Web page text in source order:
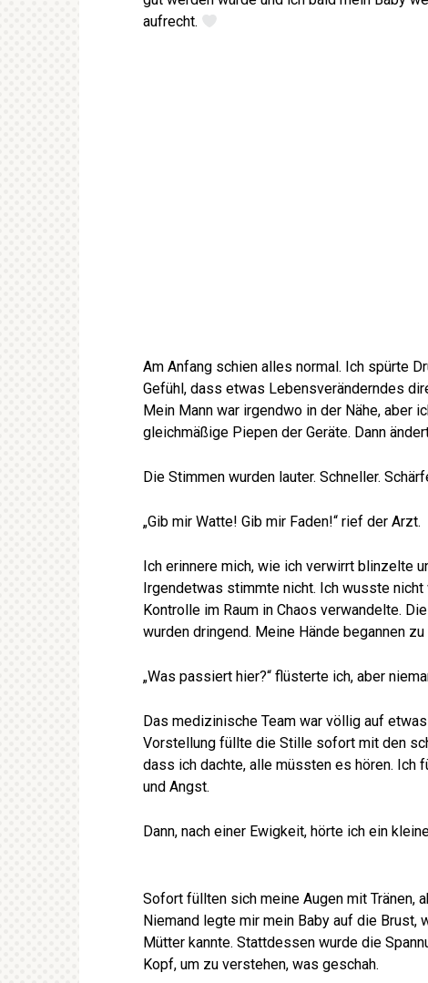
aufrecht.
Am Anfang schien alles normal. Ich spürte
Gefühl, dass etwas Lebensveränderndes
Mein Mann war irgendwo in der Nähe, aber
gleichmäßige Piepen der Geräte. Dann
Die Stimmen wurden lauter. Schneller.
„Gib mir Watte! Gib mir Faden!“ rief der Arzt.
Ich erinnere mich, wie ich verwirrt blinzelte
Irgendetwas stimmte nicht. Ich wusste
Kontrolle im Raum in Chaos verwandelte.
wurden dringend. Meine Hände begannen
„Was passiert hier?“ flüsterte ich, aber
Das medizinische Team war völlig auf
Vorstellung füllte die Stille sofort mit den
dass ich dachte, alle müssten es hören.
und Angst.
Dann, nach einer Ewigkeit, hörte ich ein
Sofort füllten sich meine Augen mit Tränen,
Niemand legte mir mein Baby auf die Brust,
Mütter kannte. Stattdessen wurde die
Kopf, um zu verstehen, was geschah.